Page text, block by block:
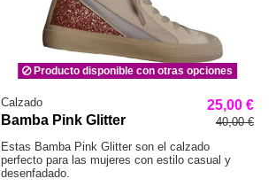
Producto disponible con otras opciones
Calzado
Bamba Pink Glitter
25,00 €
40,00 €
Estas Bamba Pink Glitter son el calzado
perfecto para las mujeres con estilo casual y
desenfadado.